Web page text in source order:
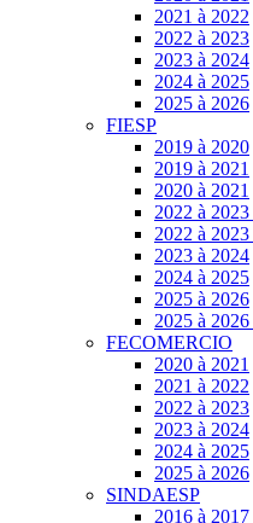
2021 à 2022
2022 à 2023
2023 à 2024
2024 à 2025
2025 à 2026
FIESP
2019 à 2020
2019 à 2021
2020 à 2021
2022 à 2023
2022 à 2023
2023 à 2024
2024 à 2025
2025 à 2026
2025 à
FECOMERCIO
2020 à 2021
2021 à 2022
2022 à 2023
2023 à 2024
2024 à 2025
2025 à 2026
SINDAESP
2016 à 2017